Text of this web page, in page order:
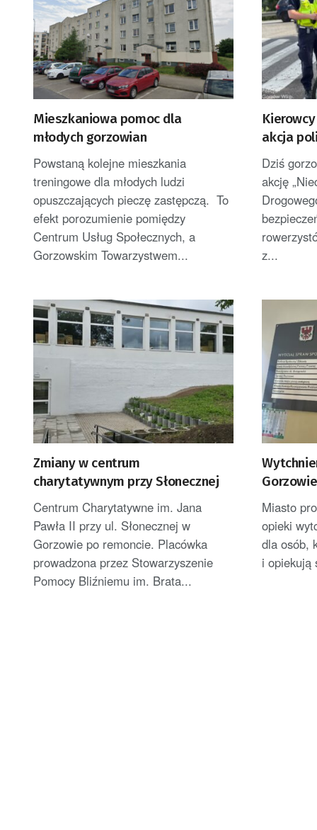
Mieszkaniowa pomoc dla
młodych gorzowian
Powstaną kolejne mieszkania
treningowe dla młodych ludzi
opuszczających pieczę zastępczą. To
efekt porozumienie pomiędzy
Centrum Usług Społecznych, a
Gorzowskim Towarzystwem...
akcja
Dziś
akcję
z...
Zmiany w centrum
charytatywnym przy Słonecznej
Centrum Charytatywne im. Jana
Pawła II przy ul. Słonecznej w
Gorzowie po remoncie. Placówka
prowadzona przez Stowarzyszenie
Pomocy Bliźniemu im. Brata...
Miasto
opieki
dla osób,
i opiekują